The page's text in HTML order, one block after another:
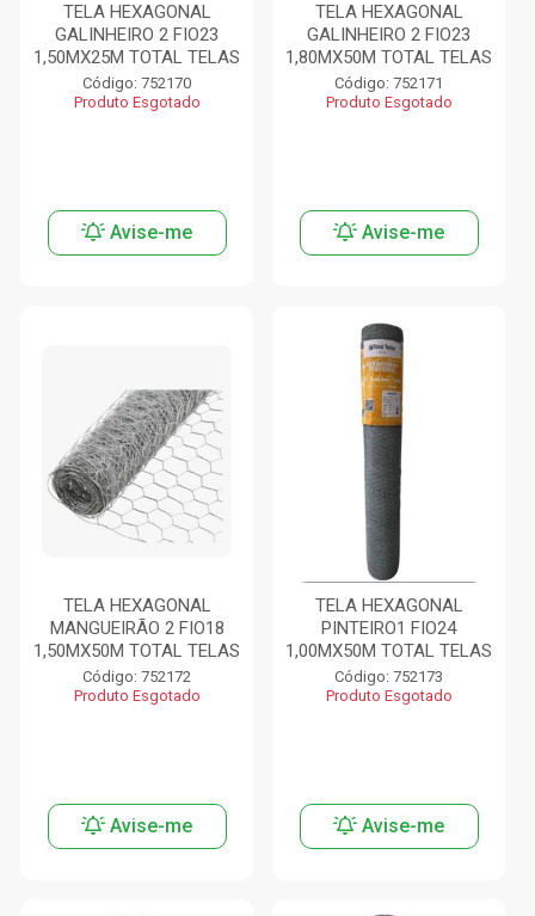
TELA HEXAGONAL
GALINHEIRO 2 FIO23
1,50MX25M TOTAL TELAS
Código: 752170
Produto Esgotado
Avise-me
TELA HEXAGONAL
GALINHEIRO 2 FIO23
1,80MX50M TOTAL TELAS
Código: 752171
Produto Esgotado
Avise-me
TELA HEXAGONAL
MANGUEIRÃO 2 FIO18
1,50MX50M TOTAL TELAS
Código: 752172
Produto Esgotado
Avise-me
TELA HEXAGONAL
PINTEIRO1 FIO24
1,00MX50M TOTAL TELAS
Código: 752173
Produto Esgotado
Avise-me